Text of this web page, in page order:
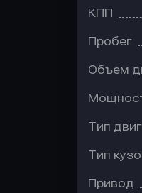
КПП
Пробег
Объем
Тип
Тип
Привод